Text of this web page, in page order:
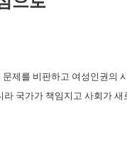
제를 비판하고 여성인권의
국가가 책임지고 사회가